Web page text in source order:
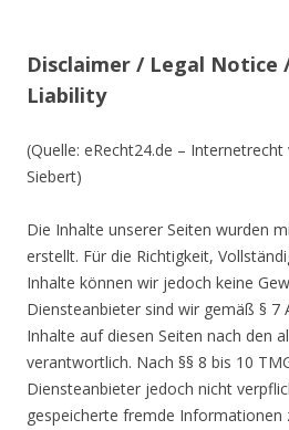
Disclaimer / Legal Notice
Liability
(Quelle: eRecht24.de –
Siebert)
Die Inhalte unserer Seiten wurden
erstellt. Für die Richtigkeit,
Inhalte können wir jedoch keine
Diensteanbieter sind wir gemäß § 7
Inhalte auf diesen Seiten nach den
verantwortlich. Nach §§ 8 bis 10
Diensteanbieter jedoch nicht
gespeicherte fremde Informationen